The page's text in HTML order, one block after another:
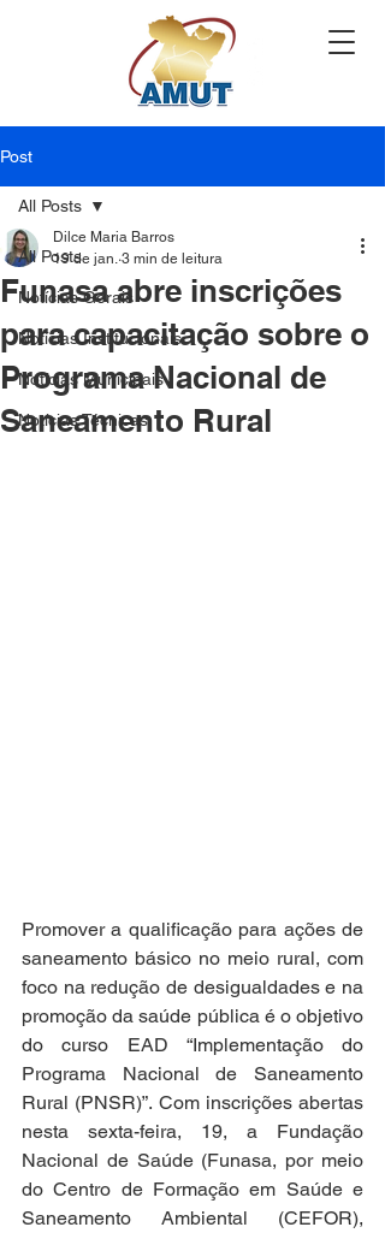
Post
All Posts
Notícias Gerais
Notícias Institucionais
Notícias Municipais
Notícias Técnicas
All Posts
Funasa abre inscrições
para capacitação sobre o
Programa Nacional de
Saneamento Rural
Dilce Maria Barros
19 de jan. 3 min de leitura
Promover a qualificação para ações de
saneamento básico no meio rural, com
foco na redução de desigualdades e na
promoção da saúde pública é o objetivo
do curso EAD “Implementação do
Programa Nacional de Saneamento
Rural (PNSR)”. Com inscrições abertas
nesta sexta-feira, 19, a Fundação
Nacional de Saúde (Funasa, por meio
do Centro de Formação em Saúde e
Saneamento Ambiental (CEFOR),